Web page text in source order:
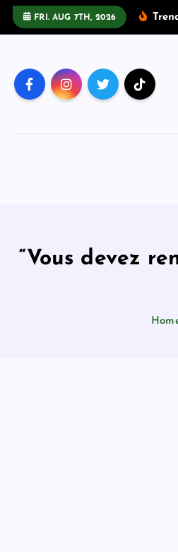
FRI. AUG 7TH, 2026
“Vous devez